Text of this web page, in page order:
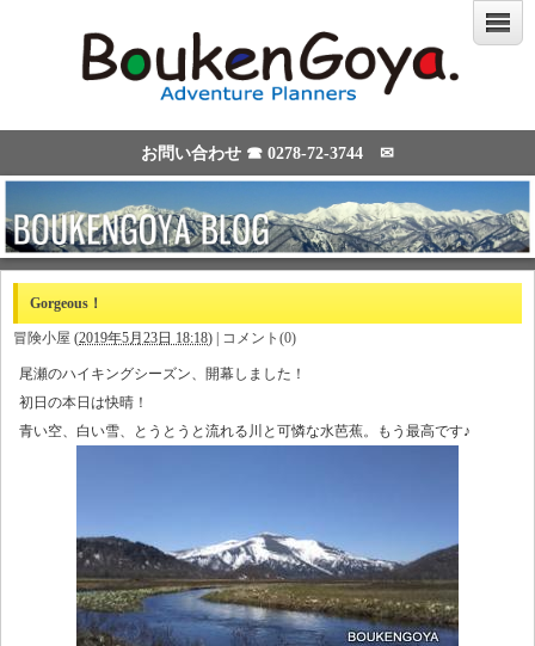
お問い合わせ ☎ 0278-72-3744 ✉
Gorgeous！
冒険小屋 (2019年5月23日 18:18) | コメント(0)
尾瀬のハイキングシーズン、開幕しました！
初日の本日は快晴！
青い空、白い雪、とうとうと流れる川と可憐な水芭蕉。もう最高です♪